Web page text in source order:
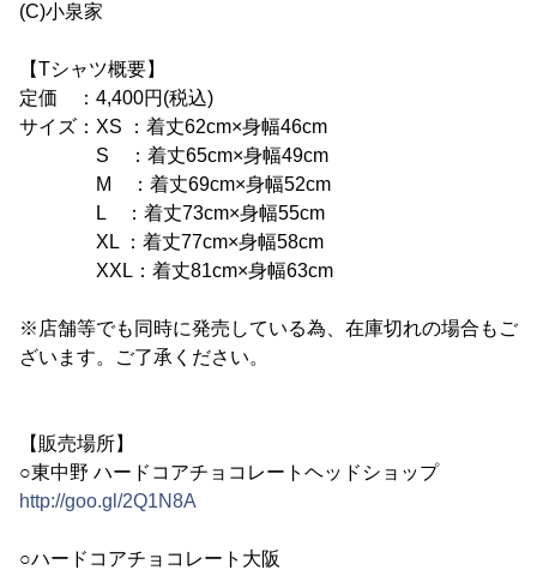
(C)小泉家
【Tシャツ概要】
定価 ：4,400円(税込)
サイズ：XS ：着丈62cm×身幅46cm
S ：着丈65cm×身幅49cm
M ：着丈69cm×身幅52cm
L ：着丈73cm×身幅55cm
XL ：着丈77cm×身幅58cm
XXL：着丈81cm×身幅63cm
※店舗等でも同時に発売している為、在庫切れの場合もご
ざいます。ご了承ください。
【販売場所】
○東中野 ハードコアチョコレートヘッドショップ
http://goo.gl/2Q1N8A
○ハードコアチョコレート大阪